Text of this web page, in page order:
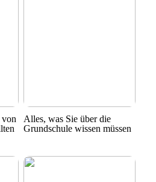
Alles, was Sie über die
Grundschule wissen müssen